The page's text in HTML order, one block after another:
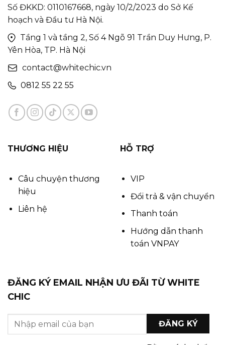
Số ĐKKD: 0110167668, ngày 10/2/2023 do Sở Kế
hoạch và Đầu tư Hà Nội.
Tầng 1 và tầng 2, Số 4 Ngõ 91 Trần Duy Hưng, P.
Yên Hòa, TP. Hà Nội
contact@whitechic.vn
0812 55 22 55
THƯƠNG HIỆU
Câu chuyện thương
hiệu
Liên hệ
HỖ TRỢ
VIP
Đổi trả & vận chuyển
Thanh toán
Hướng dẫn thanh
toán VNPAY
ĐĂNG KÝ EMAIL NHẬN ƯU ĐÃI TỪ WHITE
CHIC